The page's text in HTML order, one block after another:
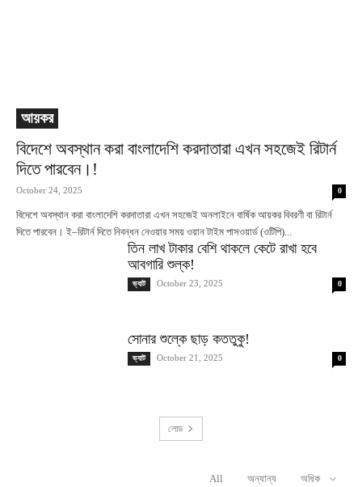
আয়কর
বিদেশে অবস্থান করা বাংলাদেশি করদাতারা এখন সহজেই রিটার্ন
দিতে পারবেন।!
October 24, 2025 0
বিদেশে অবস্থান করা বাংলাদেশি করদাতারা এখন সহজেই অনলাইনে বার্ষিক আয়কর বিবরণী বা রিটার্ন
দিতে পারবেন। ই–রিটার্ন দিতে নিবন্ধন নেওয়ার সময় ওয়ান টাইম পাসওয়ার্ড (ওটিপি)...
তিন লাখ টাকার বেশি থাকলে কেটে রাখা হবে
আবগারি শুল্ক!
ভ্যাট October 23, 2025 0
সোনার শুল্কে ছাড় কততুকু!
ভ্যাট October 21, 2025 0
লোড
All অন্যান্য অধিক